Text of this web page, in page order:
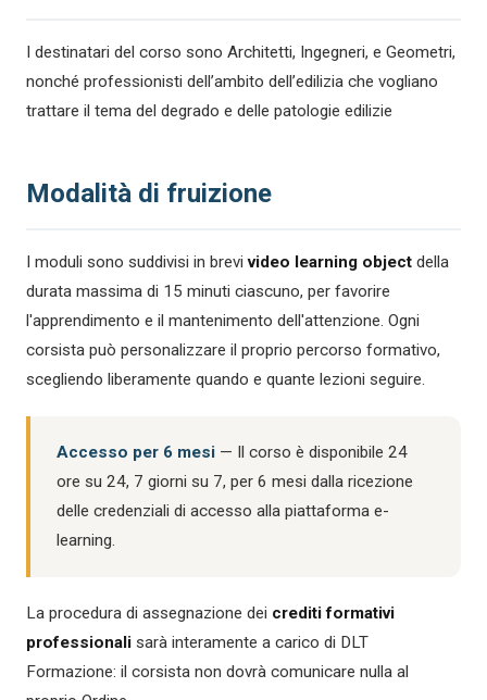
I destinatari del corso sono Architetti, Ingegneri, e Geometri,
nonché professionisti dell’ambito dell’edilizia che vogliano
trattare il tema del degrado e delle patologie edilizie
Modalità di fruizione
I moduli sono suddivisi in brevivideo learning object della
durata massima di 15 minuti ciascuno, per favorire
l'apprendimento e il mantenimento dell'attenzione. Ogni
corsista può personalizzare il proprio percorso formativo,
scegliendo liberamente quando e quante lezioni seguire.
Accesso per 6 mesi — Il corso è disponibile 24
ore su 24, 7 giorni su 7, per 6 mesi dalla ricezione
delle credenziali di accesso alla piattaforma e-
learning.
La procedura di assegnazione dei crediti formativi
professionali sarà interamente a carico di DLT
Formazione: il corsista non dovrà comunicare nulla al